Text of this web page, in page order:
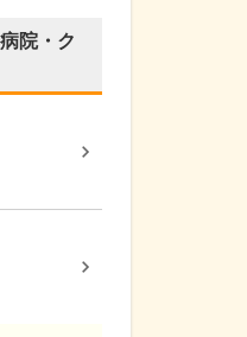
院・ク